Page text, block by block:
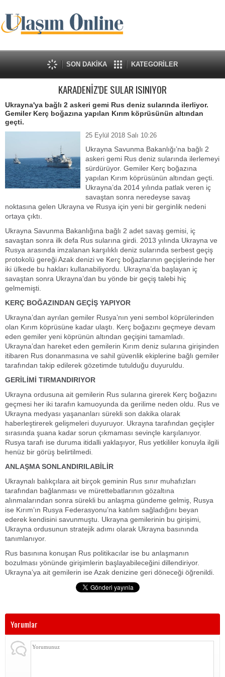
SON DAKİKA KATEGORİLER
KARADENİZ'DE SULAR ISINIYOR
Ukrayna'ya bağlı 2 askeri gemi Rus deniz sularında ilerliyor.
Gemiler Kerç boğazına yapılan Kırım köprüsünün altından
geçti.
25 Eylül 2018 Salı 10:26
Ukrayna Savunma Bakanlığı’na bağlı 2
askeri gemi Rus deniz sularında ilerlemeyi
sürdürüyor. Gemiler Kerç boğazına
yapılan Kırım köprüsünün altından geçti.
Ukrayna’da 2014 yılında patlak veren iç
savaştan sonra neredeyse savaş
noktasına gelen Ukrayna ve Rusya için yeni bir gerginlik nedeni
ortaya çıktı.
Ukrayna Savunma Bakanlığına bağlı 2 adet savaş gemisi, iç
savaştan sonra ilk defa Rus sularına girdi. 2013 yılında Ukrayna ve
Rusya arasında imzalanan karşılıklı deniz sularında serbest geçiş
protokolü gereği Azak denizi ve Kerç boğazlarının geçişlerinde her
iki ülkede bu hakları kullanabiliyordu. Ukrayna’da başlayan iç
savaştan sonra Ukrayna’dan bu yönde bir geçiş talebi hiç
gelmemişti.
KERÇ BOĞAZINDAN GEÇİŞ YAPIYOR
Ukrayna’dan ayrılan gemiler Rusya’nın yeni sembol köprülerinden
olan Kırım köprüsüne kadar ulaştı. Kerç boğazını geçmeye devam
eden gemiler yeni köprünün altından geçişini tamamladı.
Ukrayna’dan hareket eden gemilerin Kırım deniz sularına girişinden
itibaren Rus donanmasına ve sahil güvenlik ekiplerine bağlı gemiler
tarafından takip edilerek gözetimde tutulduğu duyuruldu.
GERİLİMİ TIRMANDIRIYOR
Ukrayna ordusuna ait gemilerin Rus sularına girerek Kerç boğazını
geçmesi her iki tarafın kamuoyunda da gerilime neden oldu. Rus ve
Ukrayna medyası yaşananları sürekli son dakika olarak
haberleştirerek gelişmeleri duyuruyor. Ukrayna tarafından geçişler
sırasında şuana kadar sorun çıkmaması sevinçle karşılanıyor.
Rusya tarafı ise duruma itidalli yaklaşıyor, Rus yetkililer konuyla ilgili
henüz bir görüş belirtilmedi.
ANLAŞMA SONLANDIRILABİLİR
Ukraynalı balıkçılara ait birçok geminin Rus sınır muhafızları
tarafından bağlanması ve mürettebatlarının gözaltına
alınmalarından sonra sürekli bu anlaşma gündeme gelmiş, Rusya
ise Kırım’ın Rusya Federasyonu’na katılım sağladığını beyan
ederek kendisini savunmuştu. Ukrayna gemilerinin bu girişimi,
Ukrayna ordusunun stratejik adımı olarak Ukrayna basınında
tanımlanıyor.
Rus basınına konuşan Rus politikacılar ise bu anlaşmanın
bozulması yönünde girişimlerin başlayabileceğini dillendiriyor.
Ukrayna’ya ait gemilerin ise Azak denizine geri döneceği öğrenildi.
Yorumlar